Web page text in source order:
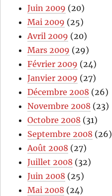
Juin 2009 (20)
Mai 2009 (25)
Avril 2009 (20)
Mars 2009 (29)
Février 2009 (24)
Janvier 2009 (27)
Décembre 2008 (26)
Novembre 2008 (23)
Octobre 2008 (31)
Septembre 2008 (26)
Août 2008 (27)
Juillet 2008 (32)
Juin 2008 (25)
Mai 2008 (24)